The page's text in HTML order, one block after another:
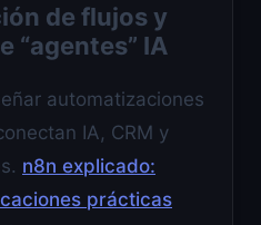
de flujos y
“agentes” IA
automatizaciones
IA, CRM y
n8n explicado:
prácticas